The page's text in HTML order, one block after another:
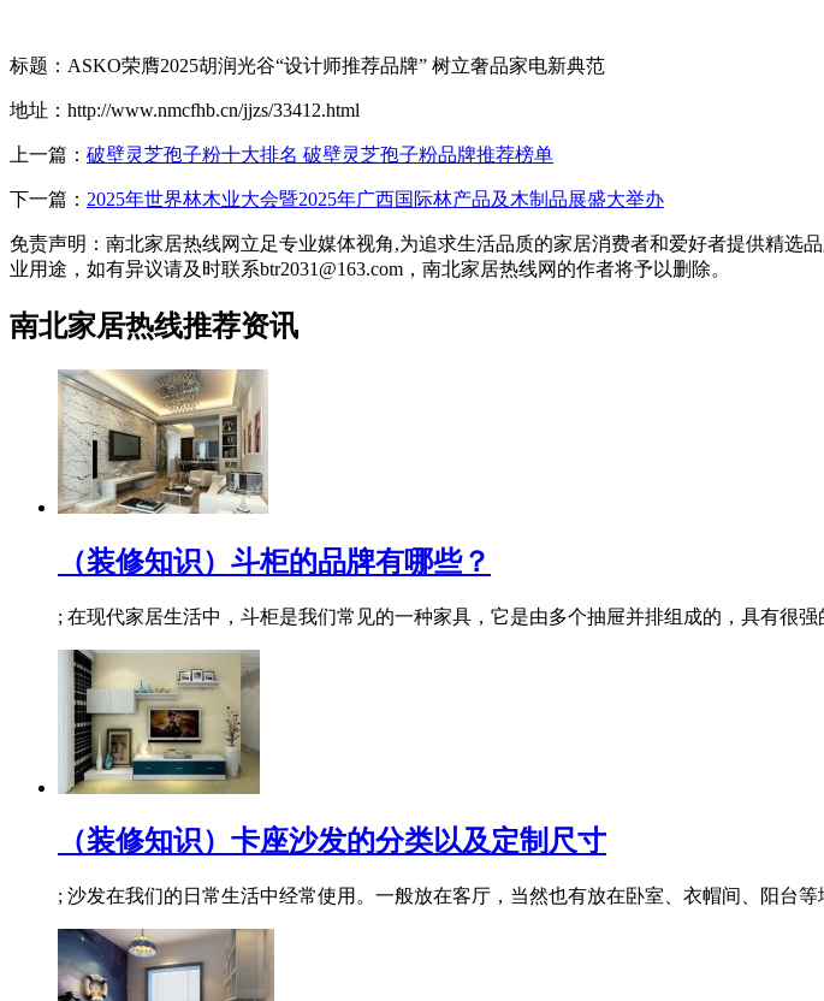
标题：ASKO荣膺2025胡润光谷“设计师推荐品牌” 树立奢品家电新典范
地址：http://www.nmcfhb.cn/jjzs/33412.html
上一篇： 破壁灵芝孢子粉十大排名 破壁灵芝孢子粉品牌推荐榜单
下一篇： 2025年世界林木业大会暨2025年广西国际林产品及木制品展盛大举办
免责声明：南北家居热线网立足专业媒体视角,为追求生活品质的家居消费者和爱好者提供精
业用途，如有异议请及时联系btr2031@163.com，南北家居热线网的作者将予以删除。
南北家居热线推荐资讯
（装修知识）斗柜的品牌有哪些？
; 在现代家居生活中，斗柜是我们常见的一种家具，它是由多个抽屉并排组成的，具有很
（装修知识）卡座沙发的分类以及定制尺寸
; 沙发在我们的日常生活中经常使用。一般放在客厅，当然也有放在卧室、衣帽间、阳台